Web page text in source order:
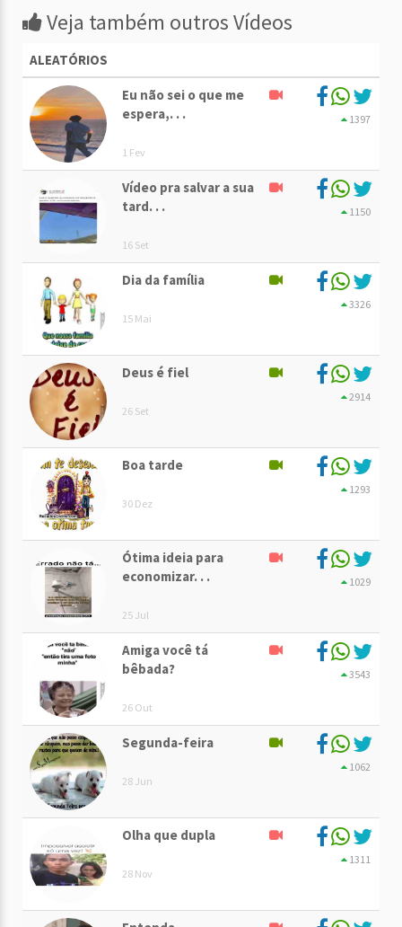
Veja também outros Vídeos
ALEATÓRIOS
Eu não sei o que me
espera,. . .
1 Fev
1397
Vídeo pra salvar a sua
tard. . .
16 Set
1150
Dia da família
15 Mai
3326
Deus é fiel
26 Set
2914
Boa tarde
30 Dez
1293
Ótima ideia para
economizar. . .
25 Jul
1029
Amiga você tá
bêbada?
26 Out
3543
Segunda-feira
28 Jun
1062
Olha que dupla
28 Nov
1311